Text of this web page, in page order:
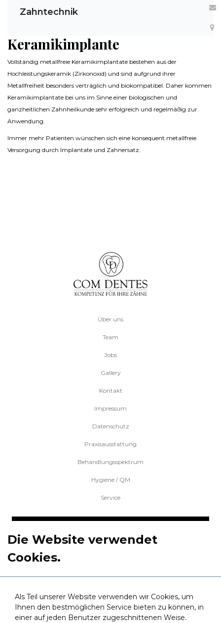
Zahntechnik
Keramikimplante
Vollständig metallfreie Keramikimplantate bestehen aus der
Hochleistungskeramik (Zirkonoxid) und sind aufgrund ihrer
Metallfreiheit besonders verträglich und biokompatibel. Daher kommen
Keramikimplantate bei uns im Sinne einer biologischen und
ganzheitlichen Zahnheilkunde sehr erfolgreich und regelmäßig zur
Anwendung.
Immer mehr Patienten wünschen sich eine konsequent metallfreie
Versorgung durch Implantate und Zahnersatz.
Über uns
Team
Jobs
Gallery
Kontakt
Impressum
Datenschutz
Praxis­ausstattung
Behandlungs­spektrum
Hygiene / QM
Service
Kontakt.
info@comdentes.at
Die Website verwendet
Cookies.
Als Teil unserer Website verwenden wir Cookies, um
Ihnen den bestmöglichen Service bieten zu können, in
einer auf jeden Benutzer zugeschnittenen Weise.